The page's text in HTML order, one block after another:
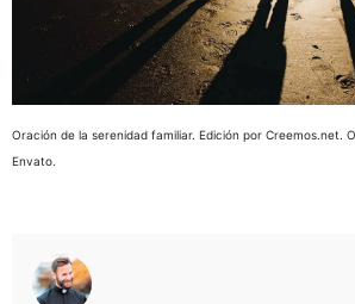
Oración de la serenidad familiar. Edición por Creemos.net.
Envato.